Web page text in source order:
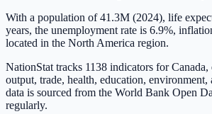
With a population of 41.3M (2024), life
years, the unemployment rate is 6.9%,
located in the North America region.
NationStat tracks 1138 indicators for
output, trade, health, education,
data is sourced from the World Bank Open
regularly.